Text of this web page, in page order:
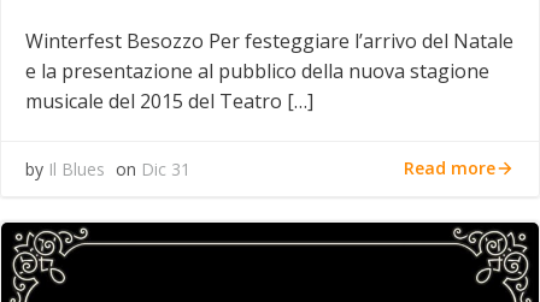
Winterfest Besozzo Per festeggiare l’arrivo del Natale
e la presentazione al pubblico della nuova stagione
musicale del 2015 del Teatro […]
by Il Blues on Dic 31 Read more